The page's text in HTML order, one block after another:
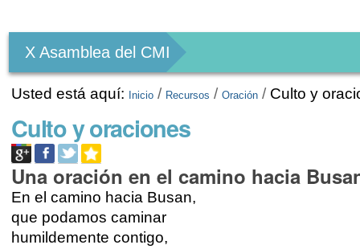
Personales
X Asamblea del CMI
Usted está aquí: Inicio / Recursos /Oración / Culto y
Culto y oraciones
Una oración en el camino hacia
En el camino hacia Busan,
que podamos caminar
humildemente contigo,